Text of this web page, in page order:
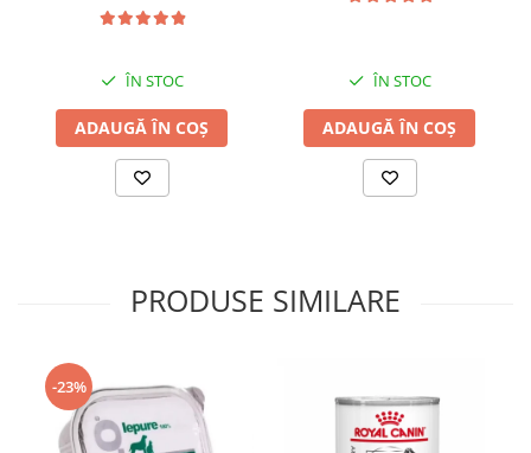
ÎN STOC
ADAUGĂ ÎN COȘ
ÎN STOC
ADAUGĂ ÎN COȘ
PRODUSE SIMILARE
-23%